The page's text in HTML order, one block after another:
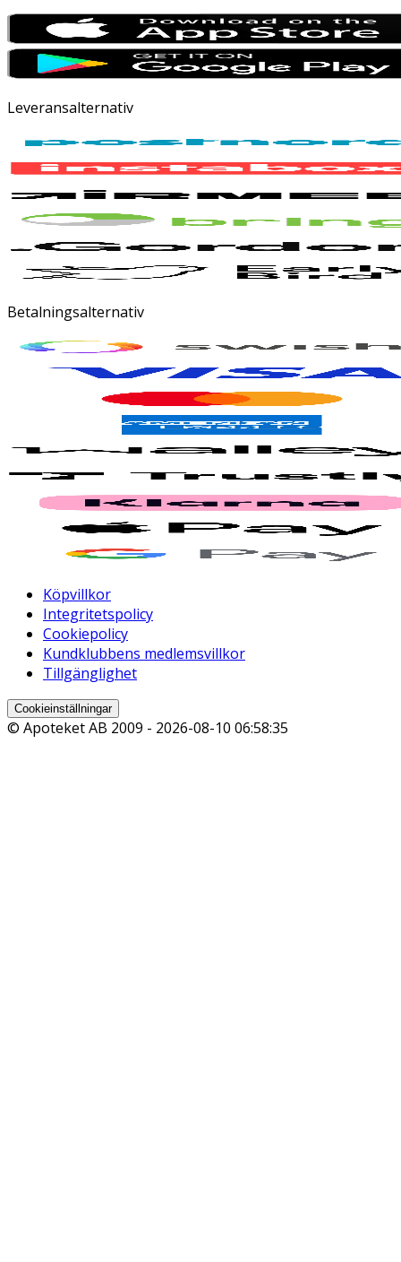
Leveransalternativ
Betalningsalternativ
Köpvillkor
Integritetspolicy
Cookiepolicy
Kundklubbens medlemsvillkor
Tillgänglighet
Cookieinställningar
© Apoteket AB 2009 - 2026-08-10 06:58:35